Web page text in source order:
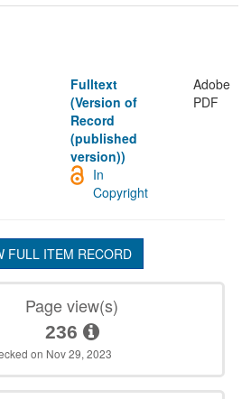
Fulltext
(Version of
Record
(published
version))
Adobe
PDF
In
Copyright
FULL ITEM RECORD
Page view(s)
236
on Nov 29, 2023